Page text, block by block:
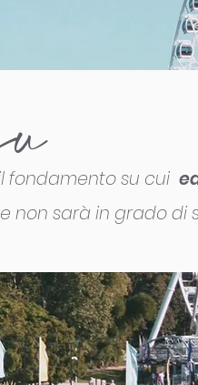
fondamento su cui
non sarà in grado di